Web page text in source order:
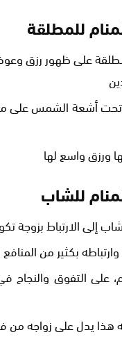
للمطلقة
على ظهور رزق
أشعة الشمس على
ورزق واسع لها
للشاب
إلى الارتباط بزوجة
بكثير من
على التفوق والنجاح
يدل على زواجه من